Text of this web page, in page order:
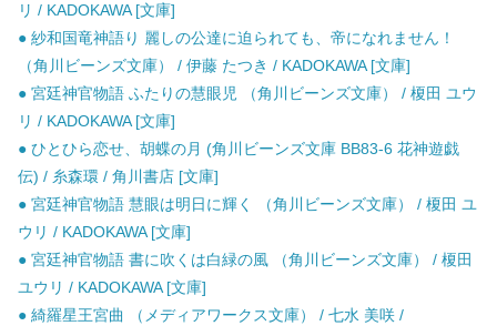
リ / KADOKAWA [文庫]
● 紗和国竜神語り 麗しの公達に迫られても、帝になれません！
（角川ビーンズ文庫） / 伊藤 たつき / KADOKAWA [文庫]
● 宮廷神官物語 ふたりの慧眼児 （角川ビーンズ文庫） / 榎田 ユウ
リ / KADOKAWA [文庫]
● ひとひら恋せ、胡蝶の月 (角川ビーンズ文庫 BB83-6 花神遊戯
伝) / 糸森環 / 角川書店 [文庫]
● 宮廷神官物語 慧眼は明日に輝く （角川ビーンズ文庫） / 榎田 ユ
ウリ / KADOKAWA [文庫]
● 宮廷神官物語 書に吹くは白緑の風 （角川ビーンズ文庫） / 榎田
ユウリ / KADOKAWA [文庫]
● 綺羅星王宮曲 （メディアワークス文庫） / 七水 美咲 /